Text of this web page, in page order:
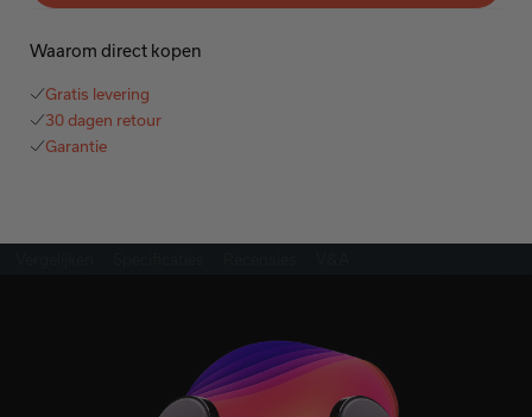
Waarom direct kopen
Gratis levering
30 dagen retour
Garantie